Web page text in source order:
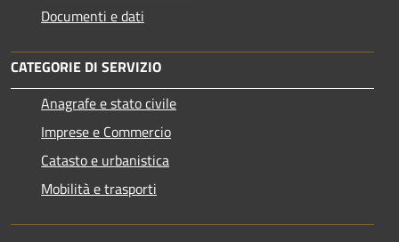
Documenti e dati
CATEGORIE DI SERVIZIO
Anagrafe e stato civile
Imprese e Commercio
Catasto e urbanistica
Mobilità e trasporti